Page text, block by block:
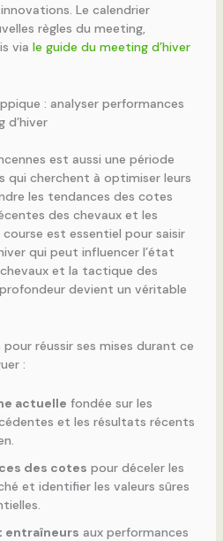
Le calendrier
règles du meeting,
via le guide du meeting d’hiver
: analyser performances
d’hiver
est aussi une période
qui cherchent à optimiser leurs
les tendances des cotes
des chevaux et les
est essentiel pour saisir
qui peut influencer l’état
et la tactique des
devient un véritable
réussir ses mises durant ce
:
actuelle fondée sur les
et les résultats récents
des cotes pour déceler les
et identifier les valeurs sûres
entraîneurs aux performances